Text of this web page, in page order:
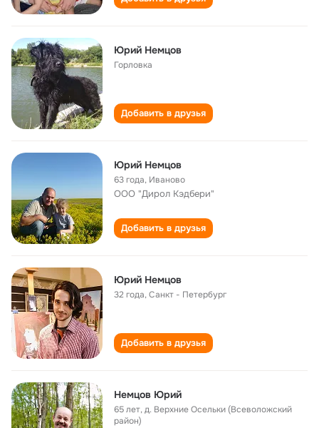
Юрий Немцов
Горловка
Добавить в друзья
Юрий Немцов
63 года, Иваново
ООО "Дирол Кэдбери"
Добавить в друзья
Юрий Немцов
32 года,Санкт - Петербург
Добавить в друзья
Немцов Юрий
65 лет,д. Верхние Осельки (Всеволожский
район)